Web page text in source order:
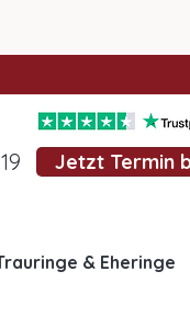
Jetzt Termin
& Eheringe